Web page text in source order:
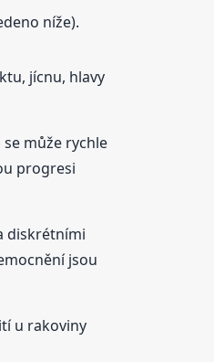
níže).
jícnu, hlavy
může rychle
progresi
diskrétními
jsou
u rakoviny